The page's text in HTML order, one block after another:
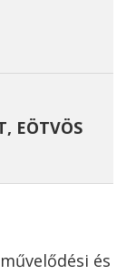
EÖTVÖS
és